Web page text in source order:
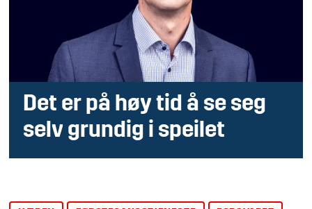
Det er på høy tid å se seg
selv grundig i speilet